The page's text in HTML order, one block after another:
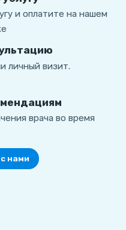
и оплатите на нашем
личный визит.
врача во время
нами